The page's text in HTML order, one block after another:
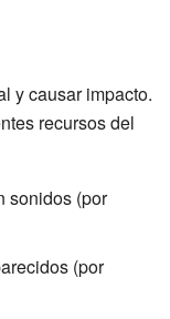
y causar impacto.
recursos del
sonidos (por
(por